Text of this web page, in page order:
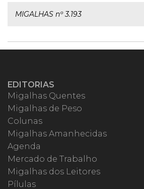
MIGALHAS nº 3.193
EDITORIAS
Migalhas Quentes
Migalhas de Peso
Colunas
Migalhas Amanhecidas
Agenda
Mercado de Trabalho
Migalhas dos Leitores
Pílulas